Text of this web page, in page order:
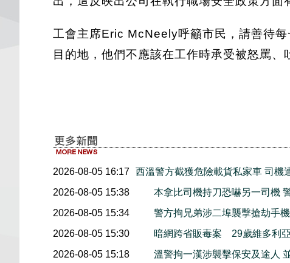
工會主席Eric McNeely呼籲市民，請善待
目的地，他們不應該在工作時承受被怒罵
2026-08-05 16:17 西溫警方截獲危險載貨私家車 司機
2026-08-05 15:38
本拿比司機持刀恐嚇另一司機
2026-08-05 15:34
警方拘兄弟涉二埠襲擊搶劫手機
2026-08-05 15:30
暗網跨省販毒案 29歲維多利
2026-08-05 15:18
溫警拘一漢涉襲擊保安及途人